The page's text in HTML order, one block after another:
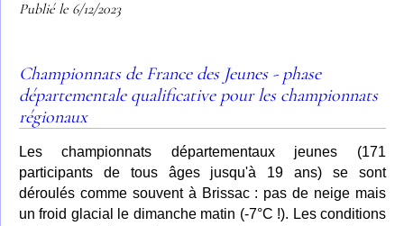
Publié le 6/12/2023
Championnats de France des Jeunes - phase
départementale qualificative pour les championnats
régionaux
Les championnats départementaux jeunes (171
participants de tous âges jusqu'à 19 ans) se sont
déroulés comme souvent à Brissac : pas de neige mais
un froid glacial le dimanche matin (-7°C !). Les conditions